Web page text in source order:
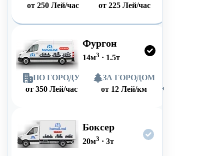
от250 Лей/час
от 225 Лей/час
Фургон
14м3 · 1.5т
ПО ГОРОДУ
от 350 Лей/час
ЗА ГОРОДОМ
от 12 Лей/км
Боксер
20м3 · 3т